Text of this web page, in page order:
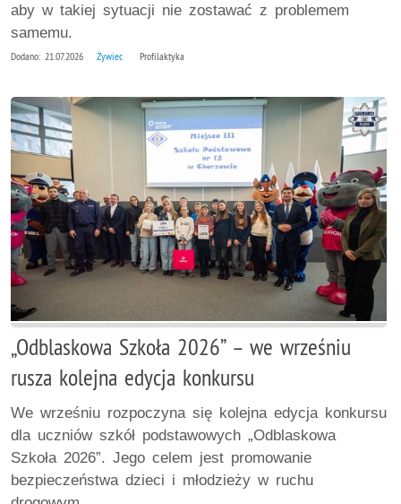
aby w takiej sytuacji nie zostawać z problemem
samemu.
Dodano: 21.07.2026 ŻywiecProfilaktyka
„Odblaskowa Szkoła 2026” – we wrześniu
rusza kolejna edycja konkursu
We wrześniu rozpoczyna się kolejna edycja konkursu
dla uczniów szkół podstawowych „Odblaskowa
Szkoła 2026”. Jego celem jest promowanie
bezpieczeństwa dzieci i młodzieży w ruchu